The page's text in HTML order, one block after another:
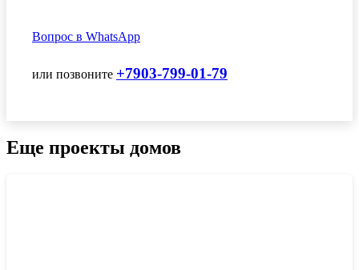
Вопрос в WhatsApp
или позвоните +7903-799-01-79
Еще проекты домов